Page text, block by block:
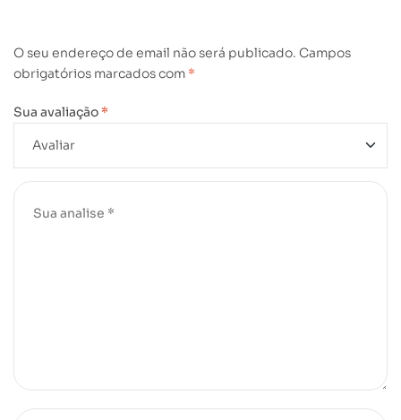
O seu endereço de email não será publicado. Campos
obrigatórios marcados com *
Sua avaliação *